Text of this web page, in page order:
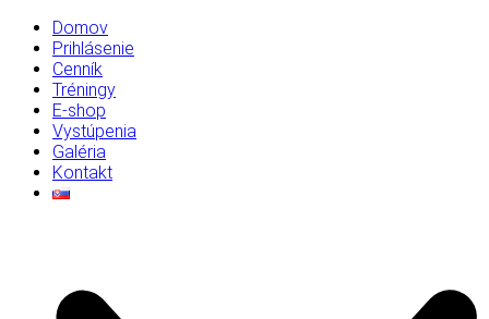
Domov
Prihlásenie
Cenník
Tréningy
E-shop
Vystúpenia
Galéria
Kontakt